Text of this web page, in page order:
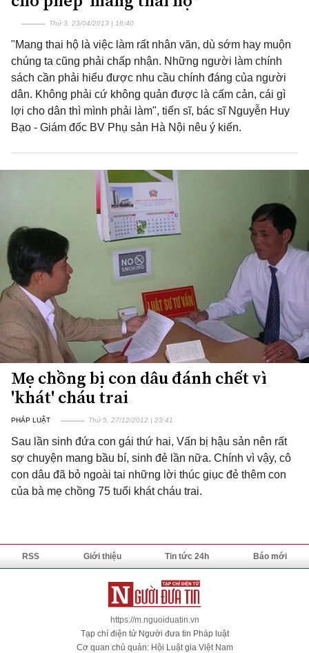
Thứ 3, 23/04/2013 | 16:40
"Mang thai hộ là việc làm rất nhân văn, dù sớm hay muộn
chúng ta cũng phải chấp nhận. Những người làm chính
sách cần phải hiểu được nhu cầu chính đáng của người
dân. Không phải cứ không quản được là cấm cản, cái gì
lợi cho dân thì mình phải làm", tiến sĩ, bác sĩ Nguyễn Huy
Bạo - Giám đốc BV Phụ sản Hà Nội nêu ý kiến.
Mẹ chồng bị con dâu đánh chết vì
'khát' cháu trai
PHÁP LUẬT Thứ 5, 27/12/2012 | 23:41
Sau lần sinh đứa con gái thứ hai, Vấn bị hậu sản nên rất
sợ chuyện mang bầu bí, sinh đẻ lần nữa. Chính vì vậy, cô
con dâu đã bỏ ngoài tai những lời thúc giục đẻ thêm con
của bà mẹ chồng 75 tuổi khát cháu trai.
RSS Giới thiệu Tin tức 24h Báo mới
https://m.nguoiduatin.vn
Tạp chí điện tử Người đưa tin Pháp luật
Cơ quan chủ quản: Hội Luật gia Việt Nam